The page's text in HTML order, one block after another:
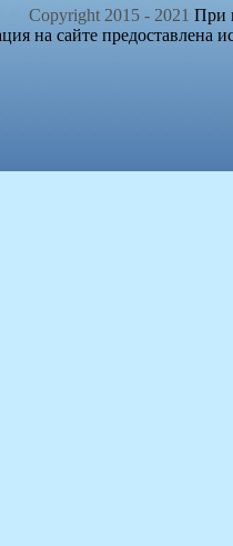
Copyright 2015 - 2021 При
на сайте предоставлена